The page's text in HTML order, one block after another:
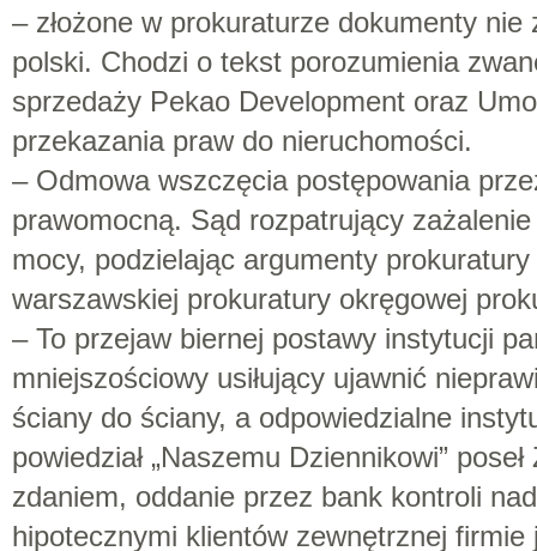
– złożone w prokuraturze dokumenty nie
polski. Chodzi o tekst porozumienia
sprzedaży Pekao Development oraz
przekazania praw do nieruchomości.
– Odmowa wszczęcia postępowania
prawomocną. Sąd rozpatrujący
mocy, podzielając argumenty
warszawskiej prokuratury okręgowej
– To przejaw biernej postawy instytucji
mniejszościowy usiłujący ujawnić
ściany do ściany, a odpowiedzialne
powiedział „Naszemu Dziennikowi”
zdaniem, oddanie przez bank kontroli
hipotecznymi klientów zewnętrznej firmie